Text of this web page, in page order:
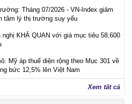
Tháng 07/2026 - VN-Index giảm
tâm lý thị trường suy yếu
nghị KHẢ QUAN với giá mục tiêu 58,600
Mỹ áp thuế diện rộng theo Mục 301 về
bức 12,5% lên Việt Nam
Xem tất cả